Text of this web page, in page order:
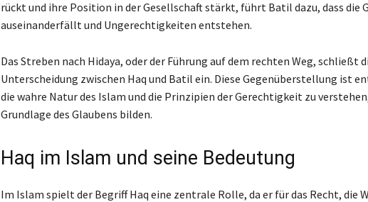
rückt und ihre Position in der Gesellschaft stärkt, führt Batil dazu, dass die
auseinanderfällt und Ungerechtigkeiten entstehen.
Das Streben nach Hidaya, oder der Führung auf dem rechten Weg, schließt
Unterscheidung zwischen Haq und Batil ein. Diese Gegenüberstellung ist
die wahre Natur des Islam und die Prinzipien der Gerechtigkeit zu
Grundlage des Glaubens bilden.
Haq im Islam und seine Bedeutung
Im Islam spielt der Begriff Haq eine zentrale Rolle, da er für das Recht, die